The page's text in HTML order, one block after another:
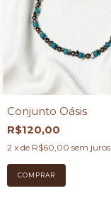
Conjunto Oásis
R$120,00
2 x de R$60,00 sem juros